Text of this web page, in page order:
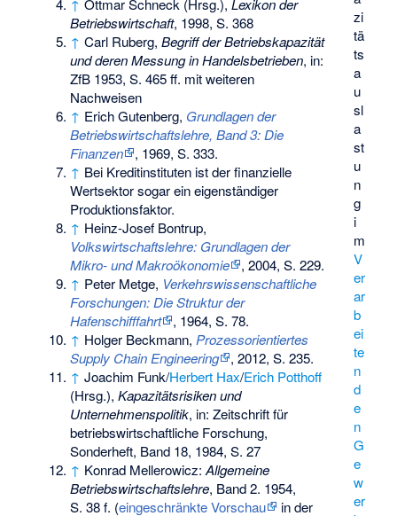
zi
tä
ts
a
u
sl
a
st
u
n
g
i
m
V
er
ar
b
ei
te
n
d
e
n
G
e
w
er
↑ Ottmar Schneck (Hrsg.),Lexikon der
Betriebswirtschaft, 1998, S. 368
↑ Carl Ruberg,Begriff der Betriebskapazität
und deren Messung in Handelsbetrieben, in:
ZfB 1953, S. 465 ff. mit weiteren
Nachweisen
↑ Erich Gutenberg, Grundlagen der
Betriebswirtschaftslehre, Band 3: Die
Finanzen
, 1969, S. 333.
↑ Bei Kreditinstituten ist der finanzielle
Wertsektor sogar ein eigenständiger
Produktionsfaktor.
↑ Heinz-Josef Bontrup,
Volkswirtschaftslehre: Grundlagen der
Mikro- und Makroökonomie
, 2004, S. 229.
↑ Peter Metge, Verkehrswissenschaftliche
Forschungen: Die Struktur der
Hafenschifffahrt
, 1964, S. 78.
↑ Holger Beckmann,Prozessorientiertes
Supply Chain Engineering
, 2012, S. 235.
↑ Joachim Funk/Herbert Hax/Erich Potthoff
(Hrsg.),Kapazitätsrisiken und
Unternehmenspolitik, in: Zeitschrift für
betriebswirtschaftliche Forschung,
Sonderheft, Band 18, 1984, S. 27
↑ Konrad Mellerowicz:Allgemeine
Betriebswirtschaftslehre, Band 2. 1954,
S. 38 f. (eingeschränkte Vorschau
in der